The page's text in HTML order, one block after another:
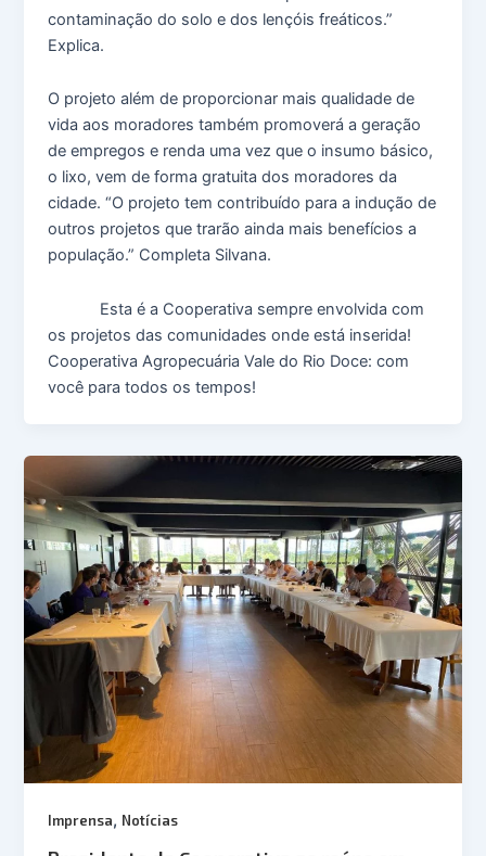
contaminação do solo e dos lençóis freáticos.”
Explica.
O projeto além de proporcionar mais qualidade de
vida aos moradores também promoverá a geração
de empregos e renda uma vez que o insumo básico,
o lixo, vem de forma gratuita dos moradores da
cidade. “O projeto tem contribuído para a indução de
outros projetos que trarão ainda mais benefícios a
população.” Completa Silvana.
Esta é a Cooperativa sempre envolvida com
os projetos das comunidades onde está inserida!
Cooperativa Agropecuária Vale do Rio Doce: com
você para todos os tempos!
Imprensa, Notícias